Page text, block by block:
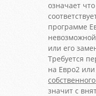
означает
программе
невозможной
или его
Требуется
на Евро2 или
значит с